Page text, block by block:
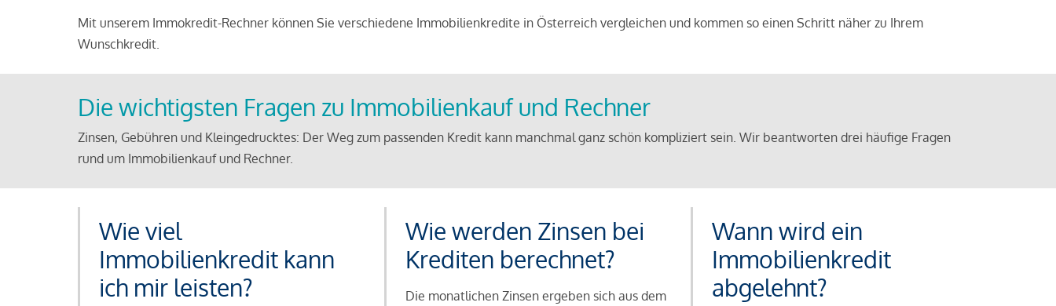
Mit unserem Immokredit-Rechner können Sie verschiedene Immobilienkredite in Österreich vergleichen und kommen so einen Schritt näher zu Ihrem
Wunschkredit.
Die wichtigsten Fragen zu Immobilienkauf und Rechner
Zinsen, Gebühren und Kleingedrucktes: Der Weg zum passenden Kredit kann manchmal ganz schön kompliziert sein. Wir beantworten drei häufige Fragen
rund um Immobilienkauf und Rechner.
Wie viel
Immobilienkredit kann
ich mir leisten?
Wie werden Zinsen bei
Krediten berechnet?
Die monatlichen Zinsen ergeben sich aus dem
Wann wird ein
Immobilienkredit
abgelehnt?